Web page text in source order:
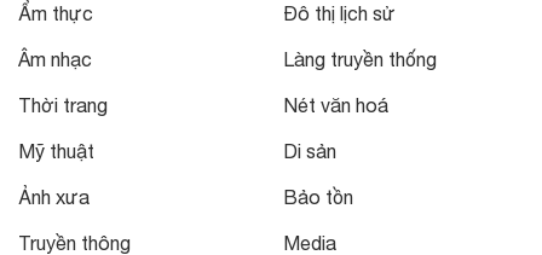
Ẩm thực
Âm nhạc
Thời trang
Mỹ thuật
Ảnh xưa
Truyền thông
Đô thị lịch sử
Làng truyền thống
Nét văn hoá
Di sản
Bảo tồn
Media